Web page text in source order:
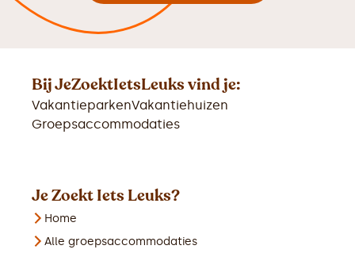
Bij JeZoektIetsLeuks vind je:
VakantieparkenVakantiehuizen
Groepsaccommodaties
Je Zoekt Iets Leuks?
Home
Alle groepsaccommodaties